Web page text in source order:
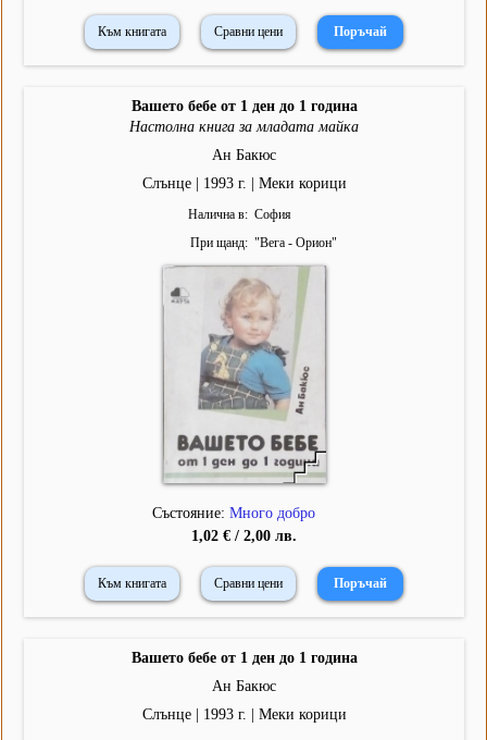
Към книгата Сравни цени
Вашето бебе от 1 ден до 1 година
Настолна книга за младата майка
Ан Бакюс
Слънце | 1993 г. | Меки корици
Налична в
София
При щанд
"Вега - Орион"
Състояние: Много добро
1,02 € / 2,00 лв.
Към книгата Сравни цени
Вашето бебе от 1 ден до 1 година
Ан Бакюс
Слънце | 1993 г. | Меки корици